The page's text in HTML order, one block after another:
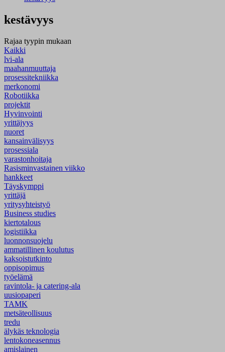
kestävyys
Rajaa tyypin mukaan
Kaikki
lvi-ala
maahanmuuttaja
prosessitekniikka
merkonomi
Robotiikka
projektit
Hyvinvointi
yrittäjyys
nuoret
kansainvälisyys
prosessiala
varastonhoitaja
Rasisminvastainen viikko
hankkeet
Täyskymppi
yrittäjä
yritysyhteistyö
Business studies
kiertotalous
logistiikka
luonnonsuojelu
ammatillinen koulutus
kaksoistutkinto
oppisopimus
työelämä
ravintola- ja catering-ala
uusiopaperi
TAMK
metsäteollisuus
tredu
älykäs teknologia
lentokoneasennus
amislainen